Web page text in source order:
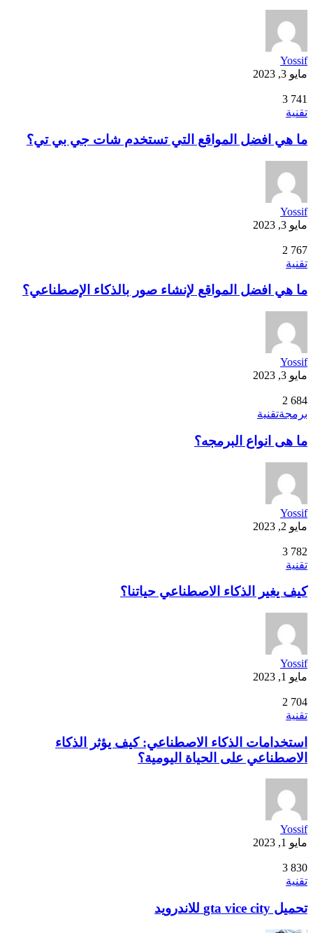
Yossif
مايو 3, 2023
741
3
تقنية
ما هي افضل المواقع التي تستخدم شات جي بي تي؟
Yossif
مايو 3, 2023
767
2
تقنية
ما هي افضل المواقع لإنشاء صور بالذكاء الإصطناعي؟
Yossif
مايو 3, 2023
684
2
برمجةتقنية
ما هى انواع البرمجه؟
Yossif
مايو 2, 2023
782
3
تقنية
كيف يغير الذكاء الاصطناعي حياتنا؟
Yossif
مايو 1, 2023
704
2
تقنية
استخدامات الذكاء الاصطناعي: كيف يؤثر الذكاء
الاصطناعي على الحياة اليومية؟
Yossif
مايو 1, 2023
830
3
تقنية
تحميل gta vice city للاندرويد